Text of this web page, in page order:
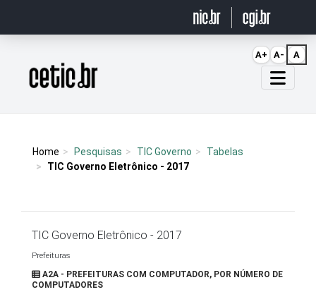
Página inicial
Home Pesquisas TIC Governo
Tabelas
TIC Governo Eletrônico - 2017
TIC Governo Eletrônico - 2017
Prefeituras
A2A - PREFEITURAS COM COMPUTADOR, POR NÚMERO DE
COMPUTADORES
A+ A- A